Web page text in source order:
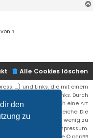
den
zu
von 1
Alle Cookies löschen
...) und Links, die mit einem
Affiliate Links. Durch
Link erhälte ich eine Art
bleibt der Preis der gleiche. Die
diese Webseite ein wenig zu
Siehe auch das Impressum.
® Forum Software © phpBB